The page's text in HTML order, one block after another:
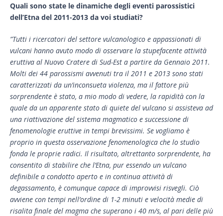
Quali sono state le dinamiche degli eventi parossistici
dell’Etna del 2011-2013 da voi studiati?
”Tutti i ricercatori del settore vulcanologico e appassionati di
vulcani hanno avuto modo di osservare la stupefacente attività
eruttiva al Nuovo Cratere di Sud-Est a partire da Gennaio 2011.
Molti dei 44 parossismi avvenuti tra il 2011 e 2013 sono stati
caratterizzati da un’inconsueta violenza, ma il fattore più
sorprendente è stato, a mio modo di vedere, la rapidità con la
quale da un apparente stato di quiete del vulcano si assisteva ad
una riattivazione del sistema magmatico e successione di
fenomenologie eruttive in tempi brevissimi. Se vogliamo è
proprio in questa osservazione fenomenologica che lo studio
fonda le proprie radici. Il risultato, altrettanto sorprendente, ha
consentito di stabilire che l’Etna, pur essendo un vulcano
definibile a condotto aperto e in continua attività di
degassamento, è comunque capace di improvvisi risvegli. Ciò
avviene con tempi nell’ordine di 1-2 minuti e velocità medie di
risalita finale del magma che superano i 40 m/s, al pari delle più